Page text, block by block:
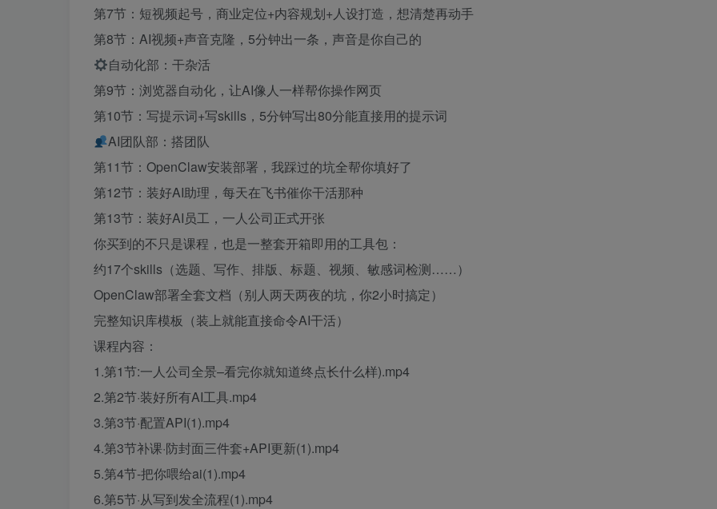
第7节：短视频起号，商业定位+内容规划+人设打造，想清楚再动手
第8节：AI视频+声音克隆，5分钟出一条，声音是你自己的
自动化部：干杂活
第9节：浏览器自动化，让AI像人一样帮你操作网页
第10节：写提示词+写skills，5分钟写出80分能直接用的提示词
AI团队部：搭团队
第11节：OpenClaw安装部署，我踩过的坑全帮你填好了
第12节：装好AI助理，每天在飞书催你干活那种
第13节：装好AI员工，一人公司正式开张
你买到的不只是课程，也是一整套开箱即用的工具包：
约17个skills（选题、写作、排版、标题、视频、敏感词检测……）
OpenClaw部署全套文档（别人两天两夜的坑，你2小时搞定）
完整知识库模板（装上就能直接命令AI干活）
课程内容：
1.第1节:一人公司全景–看完你就知道终点长什么样).mp4
2.第2节·装好所有AI工具.mp4
3.第3节·配置API(1).mp4
4.第3节补课·防封面三件套+API更新(1).mp4
5.第4节-把你喂给ai(1).mp4
6.第5节·从写到发全流程(1).mp4